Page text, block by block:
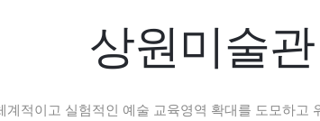
상원미술
계적이고 실험적인 예술 교육영역 확대를 도모하